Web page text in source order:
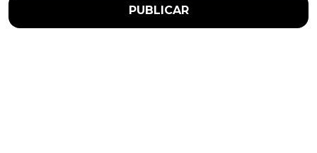
PUBLICAR